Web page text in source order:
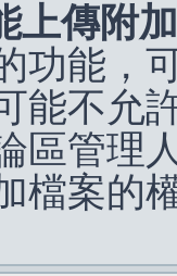
上傳附
功能，
能不允
區管理
檔案的